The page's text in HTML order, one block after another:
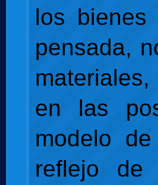
los bienes
pensada,
en las
modelo
reflejo de